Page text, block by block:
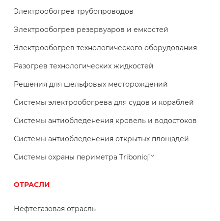
Электрообогрев трубопроводов
Электрообогрев резервуаров и емкостей
Электрообогрев технологического оборудования
Разогрев технологических жидкостей
Решения для шельфовых месторождений
Системы электрообогрева для судов и кораблей
Системы антиобледенения кровель и водостоков
Системы антиобледенения открытых площадей
Системы охраны периметра Triboniq™
ОТРАСЛИ
Нефтегазовая отрасль